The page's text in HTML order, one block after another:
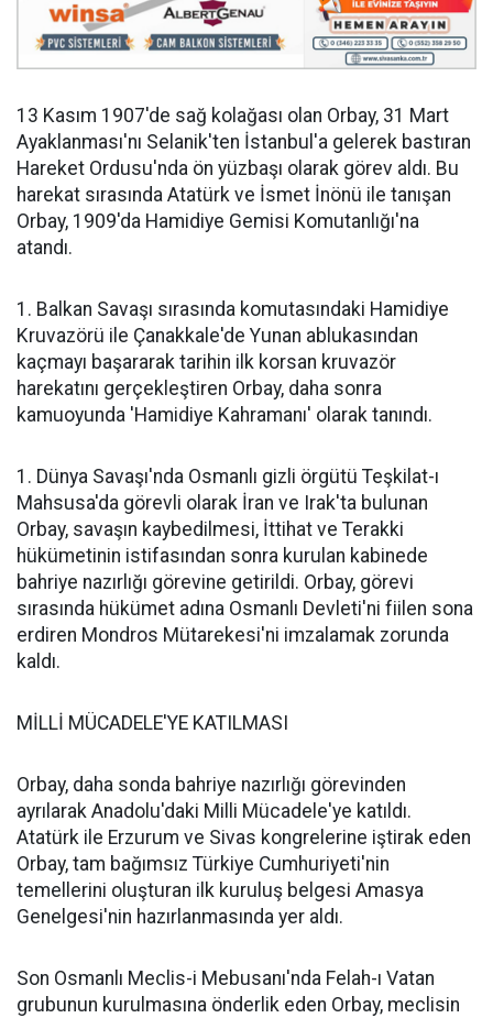
13 Kasım 1907'de sağ kolağası olan Orbay, 31 Mart
Ayaklanması'nı Selanik'ten İstanbul'a gelerek bastıran
Hareket Ordusu'nda ön yüzbaşı olarak görev aldı. Bu
harekat sırasında Atatürk ve İsmet İnönü ile tanışan
Orbay, 1909'da Hamidiye Gemisi Komutanlığı'na
atandı.
1. Balkan Savaşı sırasında komutasındaki Hamidiye
Kruvazörü ile Çanakkale'de Yunan ablukasından
kaçmayı başararak tarihin ilk korsan kruvazör
harekatını gerçekleştiren Orbay, daha sonra
kamuoyunda 'Hamidiye Kahramanı' olarak tanındı.
1. Dünya Savaşı'nda Osmanlı gizli örgütü Teşkilat-ı
Mahsusa'da görevli olarak İran ve Irak'ta bulunan
Orbay, savaşın kaybedilmesi, İttihat ve Terakki
hükümetinin istifasından sonra kurulan kabinede
bahriye nazırlığı görevine getirildi. Orbay, görevi
sırasında hükümet adına Osmanlı Devleti'ni fiilen sona
erdiren Mondros Mütarekesi'ni imzalamak zorunda
kaldı.
MİLLİ MÜCADELE'YE KATILMASI
Orbay, daha sonda bahriye nazırlığı görevinden
ayrılarak Anadolu'daki Milli Mücadele'ye katıldı.
Atatürk ile Erzurum ve Sivas kongrelerine iştirak eden
Orbay, tam bağımsız Türkiye Cumhuriyeti'nin
temellerini oluşturan ilk kuruluş belgesi Amasya
Genelgesi'nin hazırlanmasında yer aldı.
Son Osmanlı Meclis-i Mebusanı'nda Felah-ı Vatan
grubunun kurulmasına önderlik eden Orbay, meclisin